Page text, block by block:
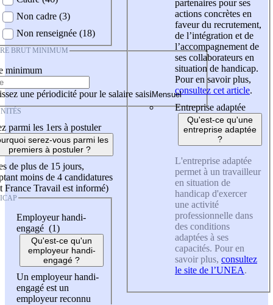
Non cadre (3)
Non renseignée (18)
BRUT MINIMUM
minimum
une périodicité pour le salaire saisi
parmi les 1ers à postuler
serez-vous parmi les
premiers à postuler ?
de plus de 15 jours,
moins de 4 candidatures
France Travail est informé)
Employeur handi-
engagé (1)
Qu'est-ce qu'un
employeur handi-
engagé ?
Un employeur handi-
engagé est un
employeur reconnu
partenaires pour ses
actions concrètes en
faveur du recrutement,
de l’intégration et de
l’accompagnement de
ses collaborateurs en
situation de handicap.
Pour en savoir plus,
consultez cet article.
Entreprise adaptée
Qu'est-ce qu'une
entreprise adaptée
?
L'entreprise adaptée
permet à un travailleur
en situation de
handicap d'exercer
une activité
professionnelle dans
des conditions
adaptées à ses
capacités. Pour en
savoir plus, consultez
le site de l’UNEA.